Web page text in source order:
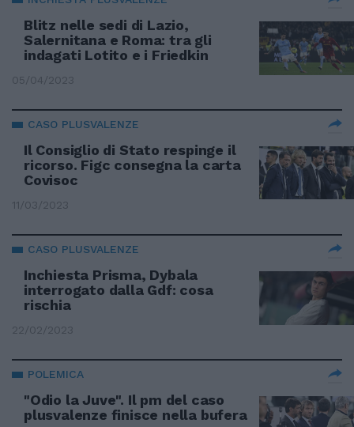
Blitz nelle sedi di Lazio,
Salernitana e Roma: tra gli
indagati Lotito e i Friedkin
05/04/2023
CASO PLUSVALENZE
Il Consiglio di Stato respinge il
ricorso. Figc consegna la carta
Covisoc
11/03/2023
CASO PLUSVALENZE
Inchiesta Prisma, Dybala
interrogato dalla Gdf: cosa
rischia
22/02/2023
POLEMICA
"Odio la Juve". Il pm del caso
plusvalenze finisce nella bufera